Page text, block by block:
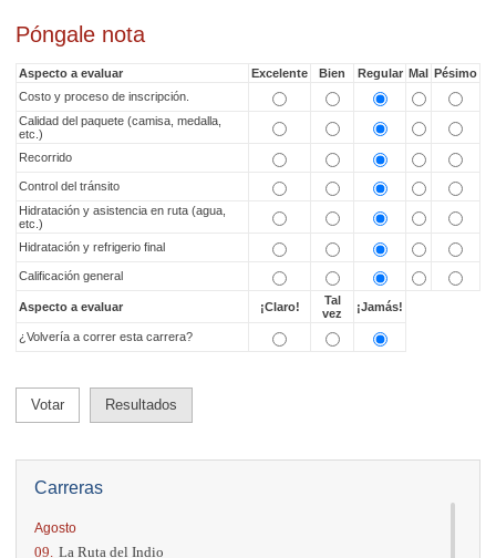
Carreras
Agosto
09. La Ruta del Indio
Póngale nota
Aspecto a evaluar Excelente Bien Regular Mal Pésimo
Costo y proceso de inscripción.
Calidad del paquete (camisa, medalla,
etc.)
Recorrido
Control del tránsito
Hidratación y asistencia en ruta (agua,
etc.)
Hidratación y refrigerio final
Calificación general
Aspecto a evaluar ¡Claro!
Tal
vez
¡Jamás!
¿Volvería a correr esta carrera?
Votar Resultados